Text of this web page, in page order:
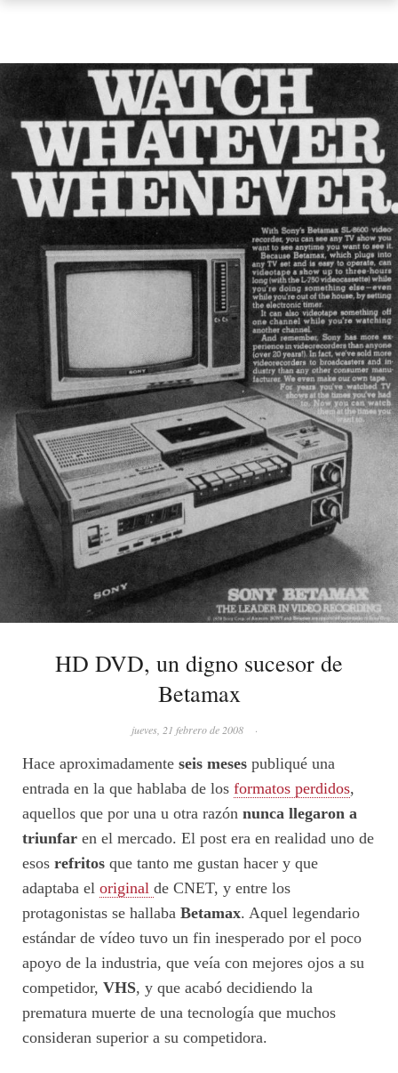
HD DVD, un digno sucesor de
Betamax
jueves, 21 febrero de 2008 ·
Hace aproximadamente seis meses publiqué una
entrada en la que hablaba de los formatos perdidos,
aquellos que por una u otra razón nunca llegaron a
triunfar en el mercado. El post era en realidad uno de
esos refritos que tanto me gustan hacer y que
adaptaba el original de CNET, y entre los
protagonistas se hallaba Betamax. Aquel legendario
estándar de vídeo tuvo un fin inesperado por el poco
apoyo de la industria, que veía con mejores ojos a su
competidor, VHS, y que acabó decidiendo la
prematura muerte de una tecnología que muchos
consideran superior a su competidora.